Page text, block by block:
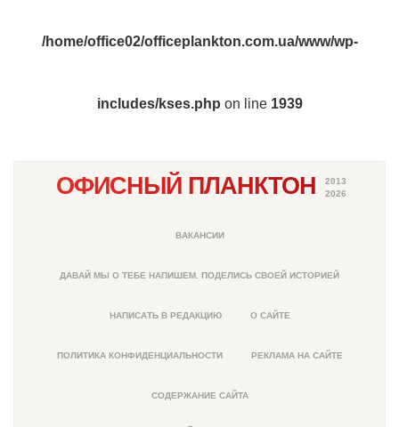
/home/office02/officeplankton.com.ua/www/wp-
includes/kses.php on line 1939
ОФИСНЫЙ ПЛАНКТОН
2013
2026
ВАКАНСИИ
ДАВАЙ МЫ О ТЕБЕ НАПИШЕМ. ПОДЕЛИСЬ СВОЕЙ ИСТОРИЕЙ
НАПИСАТЬ В РЕДАКЦИЮ О САЙТЕ
ПОЛИТИКА КОНФИДЕНЦИАЛЬНОСТИ РЕКЛАМА НА САЙТЕ
СОДЕРЖАНИЕ САЙТА